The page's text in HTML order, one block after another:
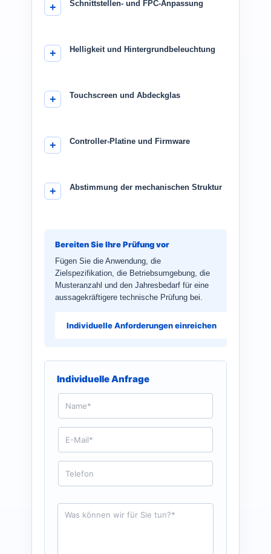
Schnittstellen- und FPC-Anpassung
Helligkeit und Hintergrundbeleuchtung
Touchscreen und Abdeckglas
Controller-Platine und Firmware
Abstimmung der mechanischen Struktur
Bereiten Sie Ihre Prüfung vor
Fügen Sie die Anwendung, die
Zielspezifikation, die Betriebsumgebung, die
Musteranzahl und den Jahresbedarf für eine
aussagekräftigere technische Prüfung bei.
Individuelle Anforderungen einreichen
Individuelle Anfrage
N
m
e
E
M
a
T
l
f
A